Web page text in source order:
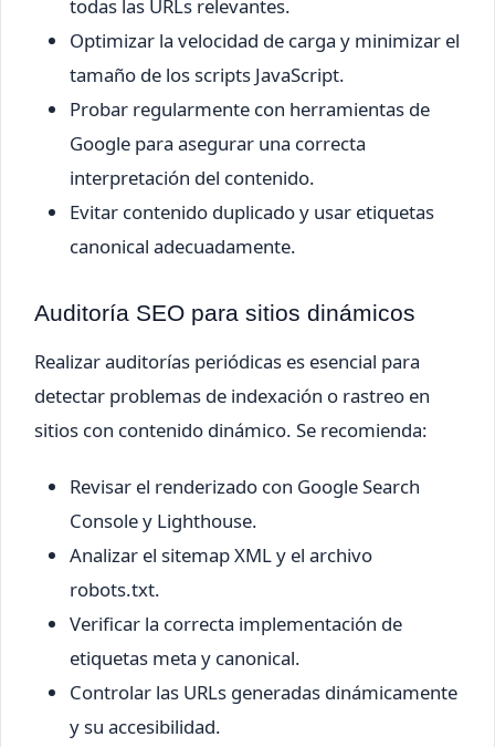
todas las URLs relevantes.
Optimizar la velocidad de carga y minimizar el
tamaño de los scripts JavaScript.
Probar regularmente con herramientas de
Google para asegurar una correcta
interpretación del contenido.
Evitar contenido duplicado y usar etiquetas
canonical adecuadamente.
Auditoría SEO para sitios dinámicos
Realizar auditorías periódicas es esencial para
detectar problemas de indexación o rastreo en
sitios con contenido dinámico. Se recomienda:
Revisar el renderizado con Google Search
Console y Lighthouse.
Analizar el sitemap XML y el archivo
robots.txt.
Verificar la correcta implementación de
etiquetas meta y canonical.
Controlar las URLs generadas dinámicamente
y su accesibilidad.